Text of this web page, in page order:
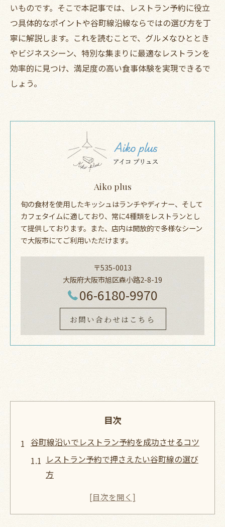
いものです。そこで本記事では、レストラン予約に役立
つ具体的なポイントや谷町線沿線ならではの選び方を丁
寧に解説します。これを読むことで、グルメなひととき
やビジネスシーン、特別な集まりに最適なレストランを
効率的に見つけ、満足度の高い食事体験を実現できるで
しょう。
Aiko plus
旬の食材を使用したキッシュはランチやディナー、そして
カフェタイムに適しており、常に4種類をレストランとし
て提供しております。また、店内は開放的で多様なシーン
で大阪市にてご利用いただけます。
〒535-0013
大阪府大阪市旭区森小路2-8-19
06-6180-9970
お問い合わせはこちら
目次
谷町線沿いでレストラン予約を成功させるコツ
レストラン予約で押さえたい谷町線の選び
方
大阪谷町線のレストラン予約時の注意点